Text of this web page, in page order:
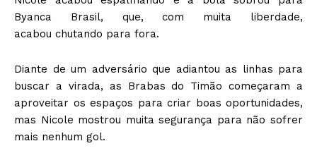
Byanca Brasil, que, com muita liberdade,
acabou chutando para fora.
Diante de um adversário que adiantou as linhas para
buscar a virada, as Brabas do Timão começaram a
aproveitar os espaços para criar boas oportunidades,
mas Nicole mostrou muita segurança para não sofrer
mais nenhum gol.